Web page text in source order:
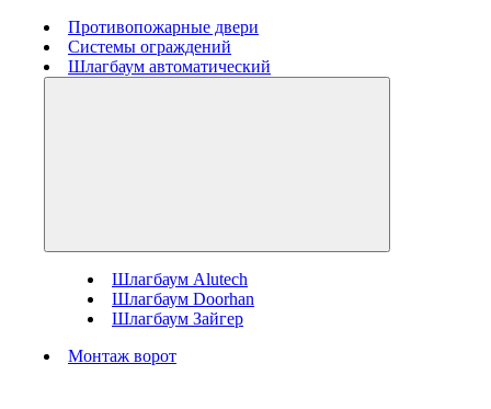
Противопожарные двери
Системы ограждений
Шлагбаум автоматический
Шлагбаум Alutech
Шлагбаум Doorhan
Шлагбаум Зайгер
Монтаж ворот